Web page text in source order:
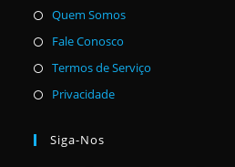
Quem SomosAbre
uma
Fale Conosco
em
Termos de Serviço
PrivacidadeAbre
Siga-Nos